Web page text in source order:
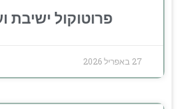
פרוטוקול ישיבת
27 באפריל 2026